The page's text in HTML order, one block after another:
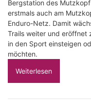
Bergstation des
erstmals auch am
Enduro-Netz. Damit
Trails weiter und eröffnet
in den Sport einsteigen
möchten.
Weiterlesen